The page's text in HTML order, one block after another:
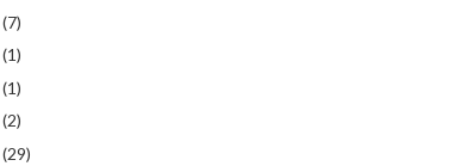
(7)
(1)
(1)
(2)
(29)